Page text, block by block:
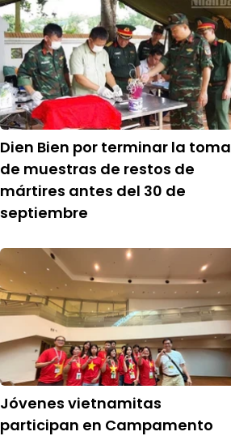
Dien Bien por terminar la toma
de muestras de restos de
mártires antes del 30 de
septiembre
Jóvenes vietnamitas
participan en Campamento